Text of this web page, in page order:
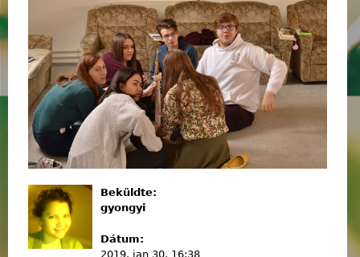
Beküldte:
gyongyi
Dátum:
2019. jan 30. 16:38